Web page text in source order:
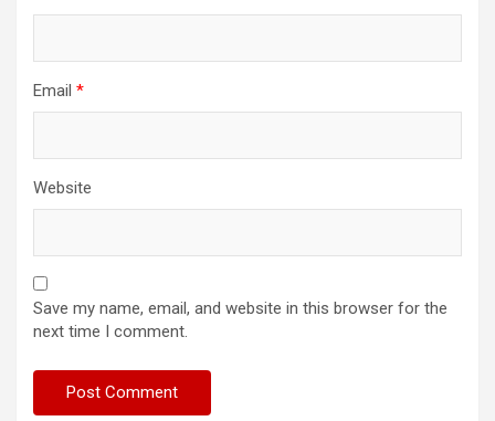
Email *
Website
Save my name, email, and website in this browser for the
next time I comment.